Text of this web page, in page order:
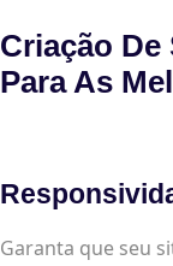
Criação
Para As
Garanta que seu